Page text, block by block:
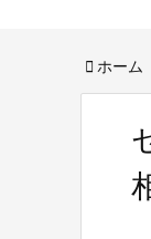
 ホーム